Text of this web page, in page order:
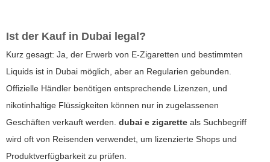
Ist der Kauf in Dubai legal?
Kurz gesagt: Ja, der Erwerb von E-Zigaretten und bestimmten
Liquids ist in Dubai möglich, aber an Regularien gebunden.
Offizielle Händler benötigen entsprechende Lizenzen, und
nikotinhaltige Flüssigkeiten können nur in zugelassenen
Geschäften verkauft werden. dubai e zigarette als Suchbegriff
wird oft von Reisenden verwendet, um lizenzierte Shops und
Produktverfügbarkeit zu prüfen.